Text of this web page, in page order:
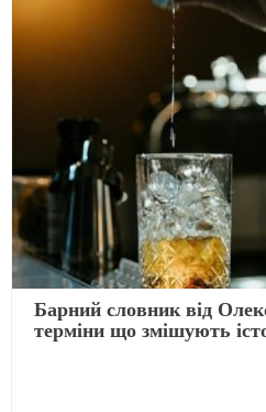
Барний словник від
терміни що змішують